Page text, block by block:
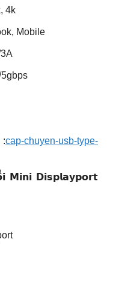
4k
Mobile
:cap-chuyen-usb-type-
𝗠𝗶𝗻𝗶 𝗗𝗶𝘀𝗽𝗹𝗮𝘆𝗽𝗼𝗿𝘁